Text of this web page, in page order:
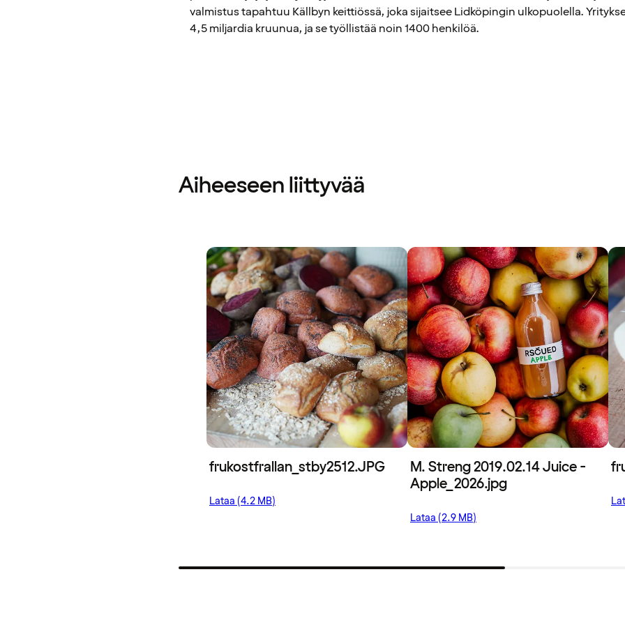
valmistus tapahtuu Källbyn keittiössä, joka sijaitsee Lidköpingin ulkopuolella.
4,5 miljardia kruunua, ja se työllistää noin 1400 henkilöä.
Aiheeseen liittyvää
frukostfrallan_stby2512.JPG
Lataa (4.2 MB)
M. Streng 2019.02.14 Juice -
Apple_2026.jpg
Lataa (2.9 MB)